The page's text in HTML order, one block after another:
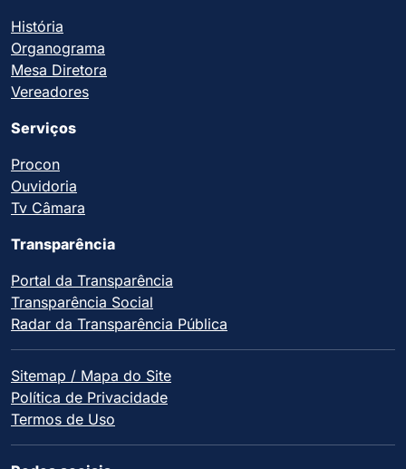
História
Organograma
Mesa Diretora
Vereadores
Serviços
Procon
Ouvidoria
Tv Câmara
Transparência
Portal da Transparência
Transparência Social
Radar da Transparência Pública
Sitemap / Mapa do Site
Política de Privacidade
Termos de Uso